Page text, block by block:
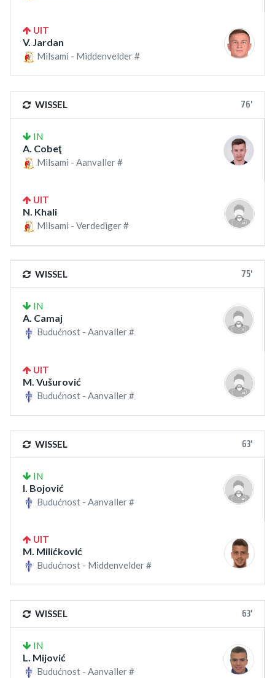
UIT
V. Jardan
Milsami - Middenvelder #
WISSEL 76'
IN
A. Cobeţ
Milsami - Aanvaller #
UIT
N. Khali
Milsami - Verdediger #
WISSEL 75'
IN
A. Camaj
Budućnost - Aanvaller #
UIT
M. Vušurović
Budućnost - Aanvaller #
WISSEL 63'
IN
I. Bojović
Budućnost - Aanvaller #
UIT
M. Milićković
Budućnost - Middenvelder #
WISSEL 63'
IN
L. Mijović
Budućnost - Aanvaller #